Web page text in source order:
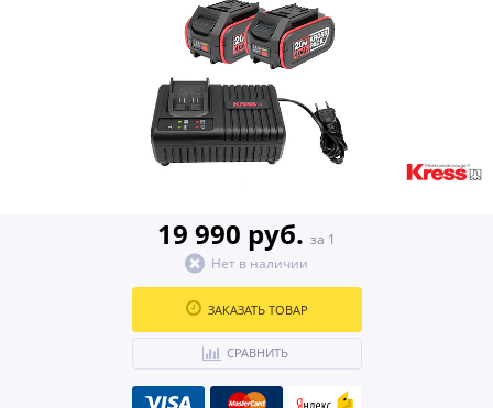
19 990 руб. за 1
Нет в наличии
ЗАКАЗАТЬ ТОВАР
СРАВНИТЬ